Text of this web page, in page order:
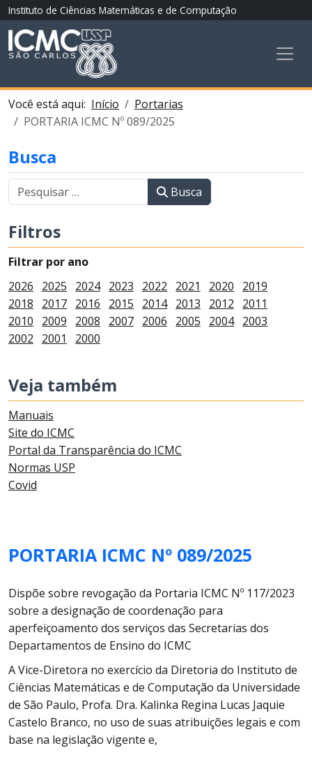
Instituto de Ciências Matemáticas e de Computação
Você está aqui: Início
Portarias
PORTARIA ICMC Nº 089/2025
Busca
Busca
Filtros
Filtrar por ano
2026
2025 2024 2023 2022 2021 2020
2019
2018
2017 2016 2015 2014 2013 2012
2011
2010
2009 2008 2007 2006 2005 2004 2003
2002
2001 2000
Veja também
Manuais
Site do ICMC
Portal da Transparência do ICMC
Normas USP
Covid
PORTARIA ICMC Nº 089/2025
Dispõe sobre revogação da Portaria ICMC Nº 117/2023
sobre a designação de coordenação para
aperfeiçoamento dos serviços das Secretarias dos
Departamentos de Ensino do ICMC
A Vice-Diretora no exercício da Diretoria do Instituto de
Ciências Matemáticas e de Computação da Universidade
de São Paulo, Profa. Dra. Kalinka Regina Lucas Jaquie
Castelo Branco, no uso de suas atribuições legais e com
base na legislação vigente e,